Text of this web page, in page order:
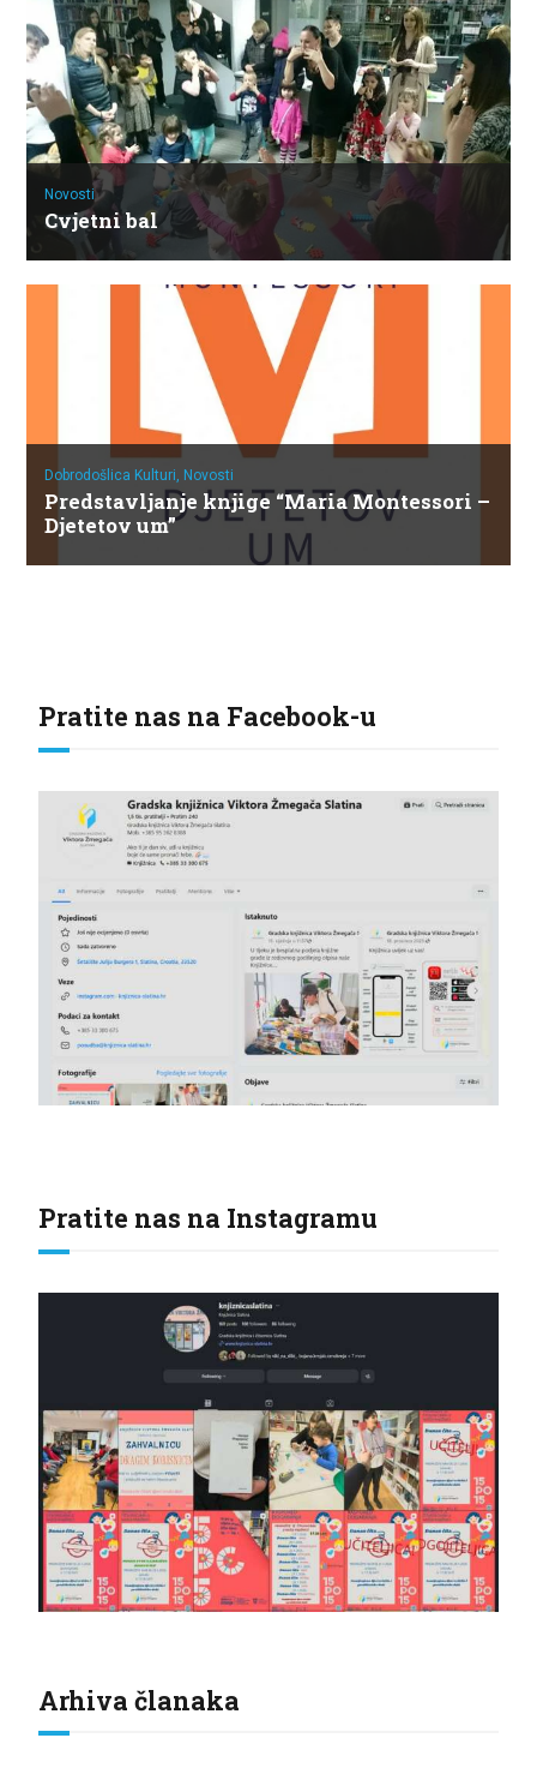
Novosti
Cvjetni bal
Dobrodošlica Kulturi, Novosti
Predstavljanje knjige “Maria Montessori –
Djetetov um”
Pratite nas na Facebook-u
Pratite nas na Instagramu
Arhiva članaka